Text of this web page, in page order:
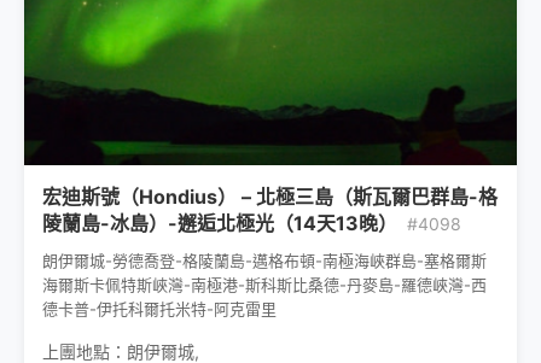
宏迪斯號（Hondius） – 北極三島（斯瓦爾巴群島-格
陵蘭島-冰島）-邂逅北極光（14天13晚）
#4098
朗伊爾城-勞德喬登-格陵蘭島-邁格布頓-南極海峽群島-塞格爾斯
海爾斯卡佩特斯峽灣-南極港-斯科斯比桑德-丹麥島-羅德峽灣-西
德卡普-伊托科爾托米特-阿克雷里
上團地點： 朗伊爾城,